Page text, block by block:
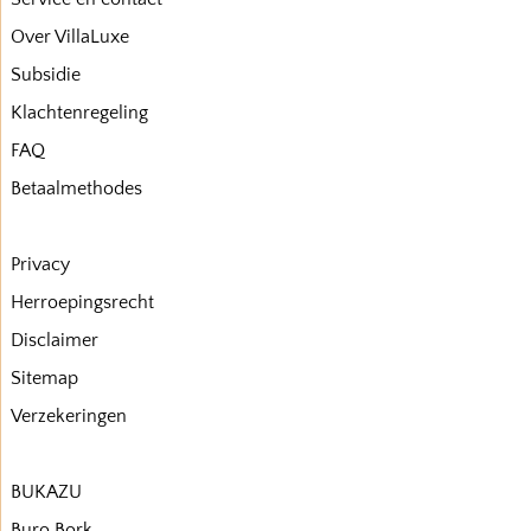
Over VillaLuxe
Subsidie
Klachtenregeling
FAQ
Betaalmethodes
Privacy
Herroepingsrecht
Disclaimer
Sitemap
Verzekeringen
BUKAZU